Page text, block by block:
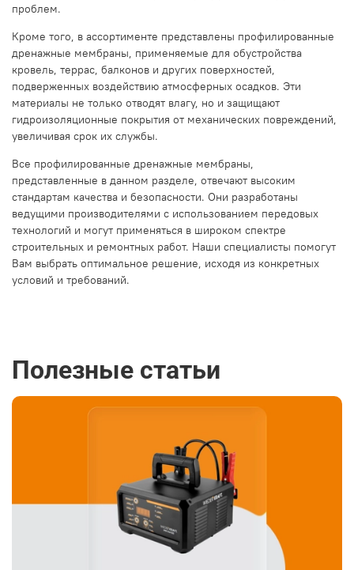
проблем.
Кроме того, в ассортименте представлены профилированные
дренажные мембраны, применяемые для обустройства
кровель, террас, балконов и других поверхностей,
подверженных воздействию атмосферных осадков. Эти
материалы не только отводят влагу, но и защищают
гидроизоляционные покрытия от механических повреждений,
увеличивая срок их службы.
Все профилированные дренажные мембраны,
представленные в данном разделе, отвечают высоким
стандартам качества и безопасности. Они разработаны
ведущими производителями с использованием передовых
технологий и могут применяться в широком спектре
строительных и ремонтных работ. Наши специалисты помогут
Вам выбрать оптимальное решение, исходя из конкретных
условий и требований.
Полезные статьи